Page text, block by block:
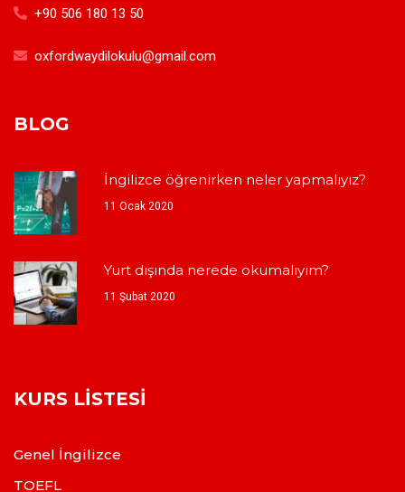
+90 506 180 13 50
oxfordwaydilokulu@gmail.com
BLOG
İngilizce öğrenirken neler yapmalıyız?
11 Ocak 2020
Yurt dışında nerede okumalıyım?
11 Şubat 2020
KURS LISTESI
Genel İngilizce
TOEFL